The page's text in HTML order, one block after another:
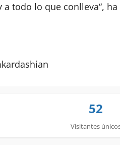
todo lo que conlleva“,
52
Visitantes